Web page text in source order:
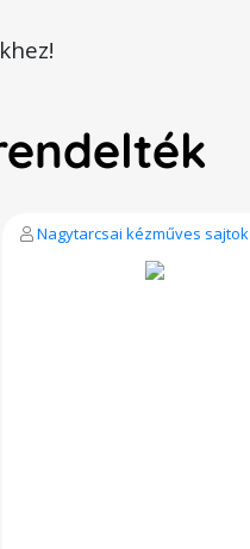
Nagytarcsai kézműves sajtok